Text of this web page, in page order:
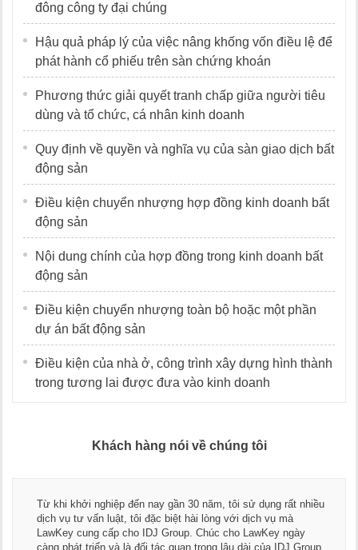
đông công ty đại chúng
Hậu quả pháp lý của việc nâng khống vốn điều lệ để
phát hành cổ phiếu trên sàn chứng khoán
Phương thức giải quyết tranh chấp giữa người tiêu
dùng và tổ chức, cá nhân kinh doanh
Quy định về quyền và nghĩa vụ của sàn giao dịch bất
động sản
Điều kiện chuyển nhượng hợp đồng kinh doanh bất
động sản
Nội dung chính của hợp đồng trong kinh doanh bất
động sản
Điều kiện chuyển nhượng toàn bộ hoặc một phần
dự án bất động sản
Điều kiện của nhà ở, công trình xây dựng hình thành
trong tương lai được đưa vào kinh doanh
Khách hàng nói về chúng tôi
dụng rất nhiều
vụ mà
ngày
của IDJ Group.
Thay mặt Công ty Dương Cafe, tôi xin chân
ngũ luật sư, kế toán của LawKey. Thực sự
dụng dịch vụ tư vấn pháp luật và kế toán
Chúc các bạn phát triển hơn, phục vụ tốt